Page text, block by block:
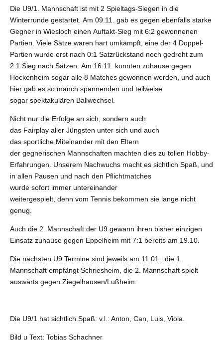
Die U9/1. Mannschaft ist mit 2 Spieltags-Siegen in die
Winterrunde gestartet. Am 09.11. gab es gegen ebenfalls starke
Gegner in Wiesloch einen Auftakt-Sieg mit 6:2 gewonnenen
Partien. Viele Sätze waren hart umkämpft, eine der 4 Doppel-
Partien wurde erst nach 0:1 Satzrückstand noch gedreht zum
2:1 Sieg nach Sätzen. Am 16.11. konnten zuhause gegen
Hockenheim sogar alle 8 Matches gewonnen werden, und auch
hier gab es so manch spannenden und teilweise
sogar spektakulären Ballwechsel.
Nicht nur die Erfolge an sich, sondern auch
das Fairplay aller Jüngsten unter sich und auch
das sportliche Miteinander mit den Eltern
der gegnerischen Mannschaften machten dies zu tollen Hobby-
Erfahrungen. Unserem Nachwuchs macht es sichtlich Spaß, und
in allen Pausen und nach den Pflichtmatches
wurde sofort immer untereinander
weitergespielt, denn vom Tennis bekommen sie lange nicht
genug.
Auch die 2. Mannschaft der U9 gewann ihren bisher einzigen
Einsatz zuhause gegen Eppelheim mit 7:1 bereits am 19.10.
Die nächsten U9 Termine sind jeweils am 11.01.: die 1.
Mannschaft empfängt Schriesheim, die 2. Mannschaft spielt
auswärts gegen Ziegelhausen/Lußheim.
Die U9/1 hat sichtlich Spaß: v.l.: Anton, Can, Luis, Viola.
Bild u Text: Tobias Schachner